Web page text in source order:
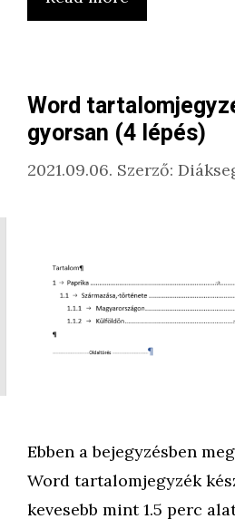
Word
gyorsan (4 lépés)
2021.09.06. Szerző:
Ebben a bejegyzésben
Word tartalomjegyzék
kevesebb mint 1.5 perc